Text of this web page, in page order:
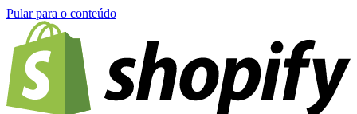
Pular para o conteúdo